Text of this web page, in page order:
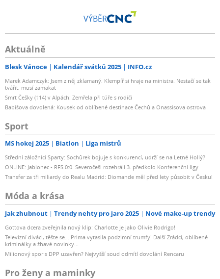
VÝBĚR
Aktuálně
Blesk Vánoce Kalendář svátků 2025 INFO.cz
Marek Adamczyk: Jsem z něj zklamaný. Klempíř si hraje na ministra. Nestačí se tak
tvářit, musí zamakat
Smrt Češky (†14) v Alpách: Zemřela při túře s rodiči
Babišova dovolená: Kousek od oblíbené destinace Čechů a Onassisova ostrova
Sport
MS hokej 2025 Biatlon Liga mistrů
Střední záložníci Sparty: Sochůrek bojuje s konkurencí, udrží se na Letné Hollý?
ONLINE: Jablonec - RFS 0:0. Severočeši rozehráli 3. předkolo Konferenční ligy
Transfer za tři miliardy do Realu Madrid: Diomande měl před lety působit v Česku!
Móda a krása
Jak zhubnout Trendy nehty pro jaro 2025 Nové make-up trendy
Gottova dcera zveřejnila nový klip: Charlotte je jako Olivie Rodrigo!
Televizní diváci, těšte se... Prima vytasila podzimní trumfy! Další Zrádci, oblíbené
kriminálky a žhavé novinky...
Milionový spor s DPP uzavřen? Nejvyšší soud odmítl dovolání Rencaru
Pro ženy a maminky